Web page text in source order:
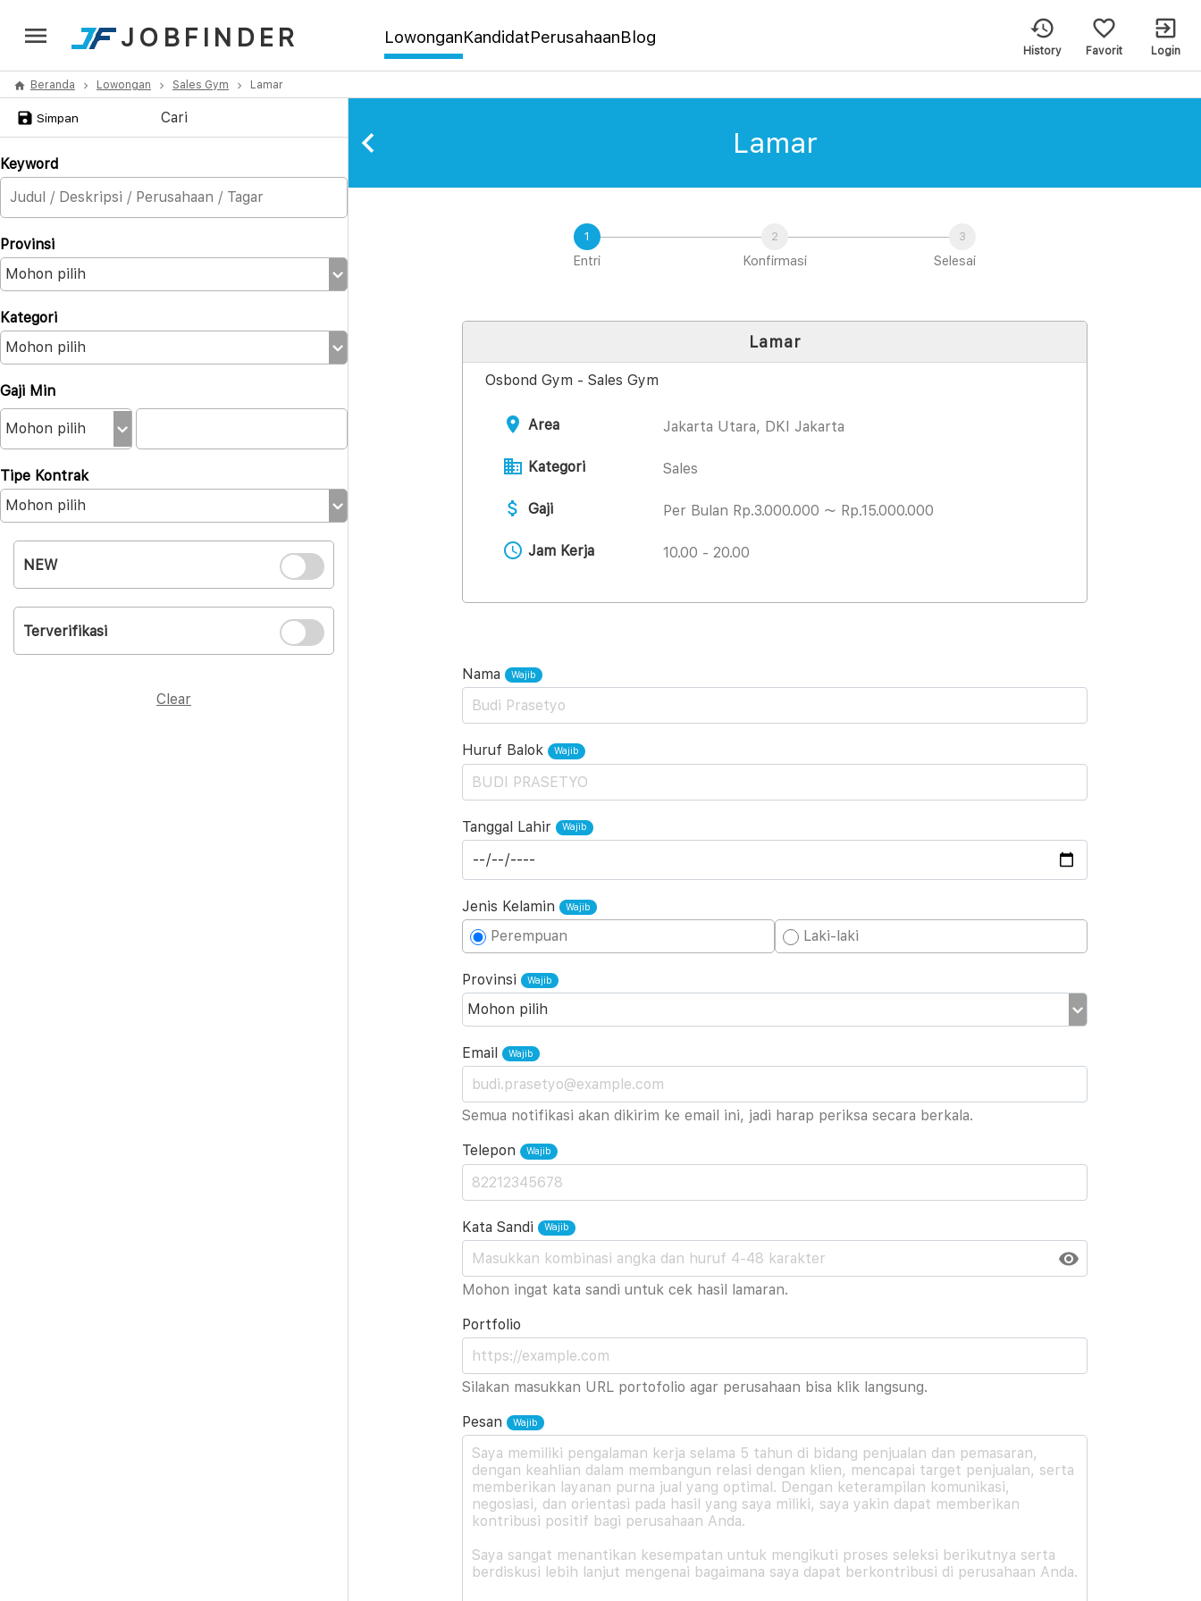
JOBFINDER History Favorit Login
LowonganKandidatPerusahaanBlog
Beranda Lowongan Sales Gym Lamar
Lamar
Entri Konfirmasi Selesai
Lamar
Osbond Gym - Sales Gym
Area Jakarta Utara, DKI Jakarta
Kategori Sales
Gaji Per Bulan Rp.3.000.000 ～ Rp.15.000.000
Jam Kerja 10.00 - 20.00
Nama
Huruf Balok
Tanggal Lahir
Jenis Kelamin
Perempuan
Laki-laki
Provinsi
Email
Semua notifikasi akan dikirim ke email ini, jadi harap periksa secara berkala.
Telepon
Kata Sandi
Mohon ingat kata sandi untuk cek hasil lamaran.
Portfolio
Silakan masukkan URL portofolio agar perusahaan bisa klik langsung.
Pesan
Cari
Simpan
Keyword
Provinsi
Kategori
Gaji Min
Tipe Kontrak
NEW
Terverifikasi
Clear